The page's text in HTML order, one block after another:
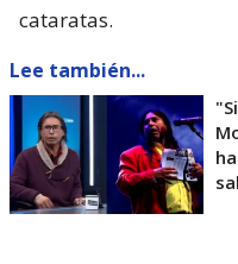
cataratas.
Lee también...